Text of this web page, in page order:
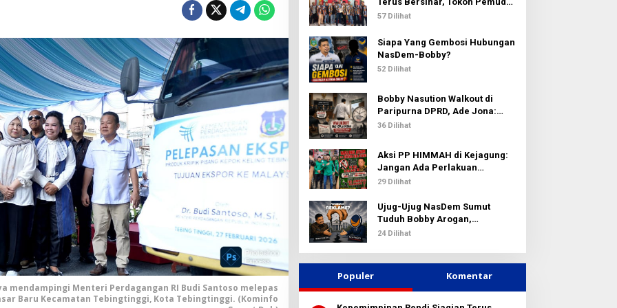
mendampingi Menteri Perdagangan RI Budi Santoso melepas
Baru Kecamatan Tebingtinggi, Kota Tebingtinggi. (Kominfo
:
Karo Pimpin PKN MJA Kota
57 Dilihat
Siapa Yang Gembosi Hubungan
NasDem-Bobby?
52 Dilihat
Bobby Nasution Walkout di
Paripurna DPRD, Ade Jona:
Waktu Kepala Daerah Tak Boleh
36 Dilihat
Aksi PP HIMMAH di Kejagung:
Jangan Ada Perlakuan
Istimewa dalam Kasus Febrie
29 Dilihat
Ujug-Ujug NasDem Sumut
Tuduh Bobby Arogan,
Pengamat USU Curiga Bisnis
24 Dilihat
Populer Komentar